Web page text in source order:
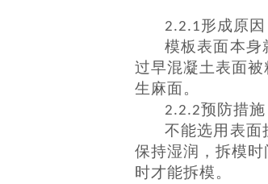
2.2.1形成原因
模板表面本身
过早混凝土表面
生麻面。
2.2.2预防措施
不能选用表面
保持湿润，拆模
时才能拆模。